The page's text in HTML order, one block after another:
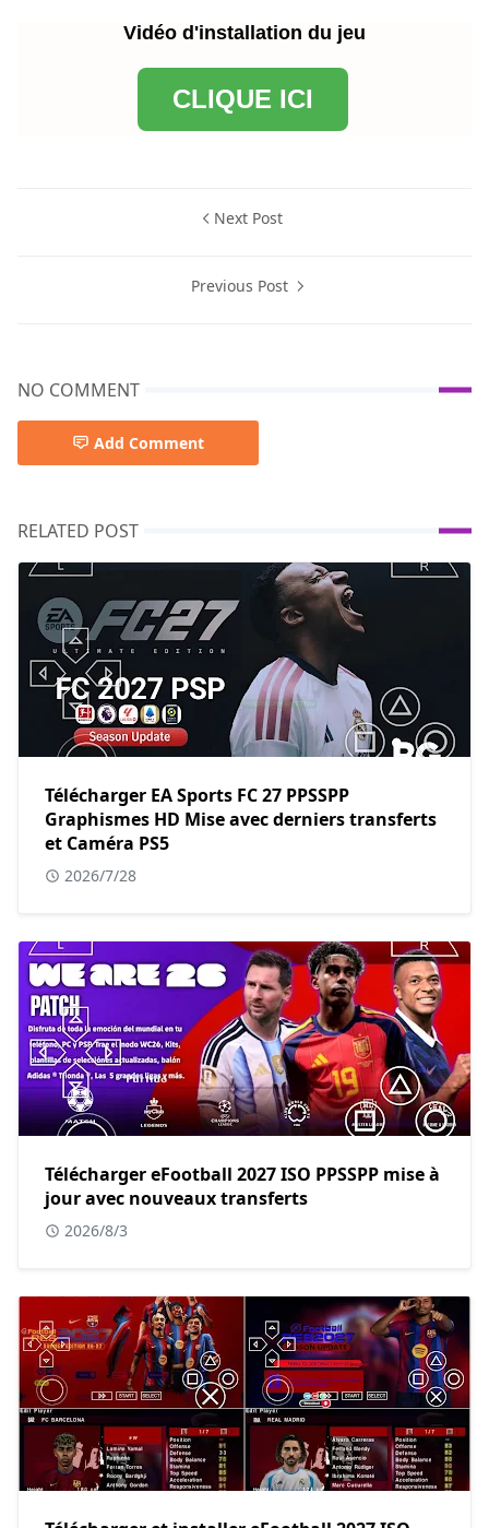
Vidéo d'installation du jeu
CLIQUE ICI
Next Post
Previous Post
NO COMMENT
Add Comment
RELATED POST
Télécharger EA Sports FC 27 PPSSPP
Graphismes HD Mise avec derniers transferts
et Caméra PS5
2026/7/28
Télécharger eFootball 2027 ISO PPSSPP mise à
jour avec nouveaux transferts
2026/8/3